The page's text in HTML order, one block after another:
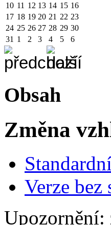
10 11 12 13 14 15 16
17 18 19 20 21 22 23
24 25 26 27 28 29 30
31 1 2 3 4 5 6
Obsah
Změna
Verze bez
Upozornění: